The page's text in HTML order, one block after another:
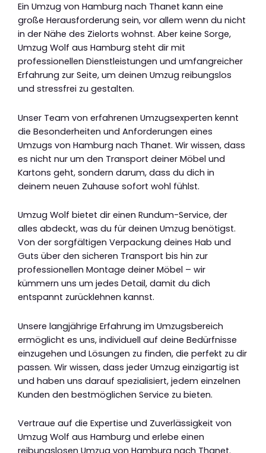
Ein Umzug von Hamburg nach Thanet kann eine
große Herausforderung sein, vor allem wenn du nicht
in der Nähe des Zielorts wohnst. Aber keine Sorge,
Umzug Wolf aus Hamburg steht dir mit
professionellen Dienstleistungen und umfangreicher
Erfahrung zur Seite, um deinen Umzug reibungslos
und stressfrei zu gestalten.
Unser Team von erfahrenen Umzugsexperten kennt
die Besonderheiten und Anforderungen eines
Umzugs von Hamburg nach Thanet. Wir wissen, dass
es nicht nur um den Transport deiner Möbel und
Kartons geht, sondern darum, dass du dich in
deinem neuen Zuhause sofort wohl fühlst.
Umzug Wolf bietet dir einen Rundum-Service, der
alles abdeckt, was du für deinen Umzug benötigst.
Von der sorgfältigen Verpackung deines Hab und
Guts über den sicheren Transport bis hin zur
professionellen Montage deiner Möbel – wir
kümmern uns um jedes Detail, damit du dich
entspannt zurücklehnen kannst.
Unsere langjährige Erfahrung im Umzugsbereich
ermöglicht es uns, individuell auf deine Bedürfnisse
einzugehen und Lösungen zu finden, die perfekt zu dir
passen. Wir wissen, dass jeder Umzug einzigartig ist
und haben uns darauf spezialisiert, jedem einzelnen
Kunden den bestmöglichen Service zu bieten.
Vertraue auf die Expertise und Zuverlässigkeit von
Umzug Wolf aus Hamburg und erlebe einen